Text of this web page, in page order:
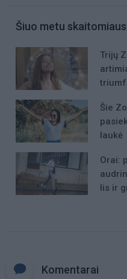
Šiuo metu
Trijų
Šie
laukė
Orai:
lis ir
Komentarai